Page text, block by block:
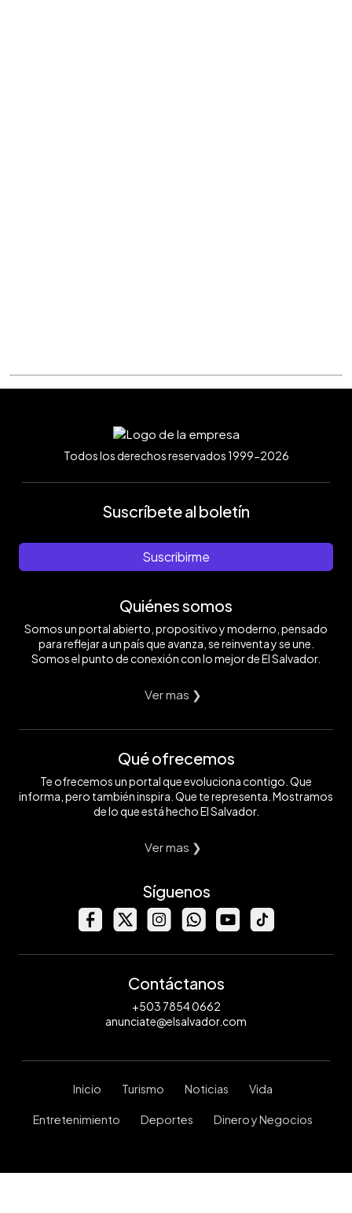
Todos los derechos reservados 1999-2026
Suscríbete al boletín
Suscribirme
Quiénes somos
Somos un portal abierto, propositivo y moderno, pensado
para reflejar a un país que avanza, se reinventa y se une.
Somos el punto de conexión con lo mejor de El Salvador.
Ver mas ❯
Qué ofrecemos
Te ofrecemos un portal que evoluciona contigo. Que
informa, pero también inspira. Que te representa. Mostramos
de lo que está hecho El Salvador.
Ver mas ❯
Síguenos
Contáctanos
+503 7854 0662
anunciate@elsalvador.com
Inicio Turismo Noticias Vida
Entretenimiento Deportes Dinero y Negocios